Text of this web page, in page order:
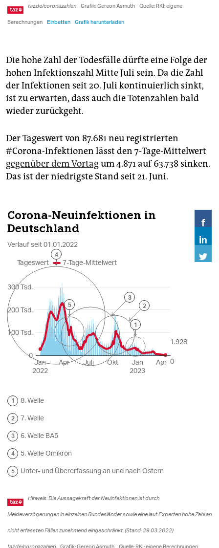
Die hohe Zahl der Todesfälle dürfte eine Folge der
hohen Infektionszahl Mitte Juli sein. Da die Zahl
der Infektionen seit 20. Juli kontinuierlich sinkt,
ist zu erwarten, dass auch die Totenzahlen bald
wieder zurückgeht.
Der Tageswert von 87.681 neu registrierten
#Corona-Infektionen lässt den 7-Tage-Mittelwert
gegenüber dem Vortagum 4.871 auf 63.738 sinken.
Das ist der niedrigste Stand seit 21. Juni.